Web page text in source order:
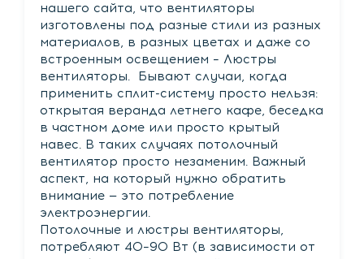
нашего сайта, что вентиляторы
изготовлены под разные стили из разных
материалов, в разных цветах и даже со
встроенным освещением – Люстры
вентиляторы. Бывают случаи, когда
применить сплит-систему просто нельзя:
открытая веранда летнего кафе, беседка
в частном доме или просто крытый
навес. В таких случаях потолочный
вентилятор просто незаменим. Важный
аспект, на который нужно обратить
внимание — это потребление
электроэнергии.
Потолочные и люстры вентиляторы,
потребляют 40–90 Вт (в зависимости от